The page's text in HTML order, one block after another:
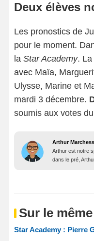
Deux élèves
Les pronostics de
pour le moment.
la Star Academy. La
avec Maïa,
Ulysse, Marine et
mardi 3 décembre.
soumis aux votes
Arthur
Arthur est notre
dans le pré,
Sur le
Star Academy : Pierre